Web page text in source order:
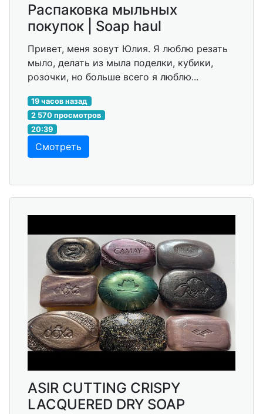
Распаковка мыльных
покупок | Soap haul
Привет, меня зовут Юлия. Я люблю резать
мыло, делать из мыла поделки, кубики,
розочки, но больше всего я люблю...
19 часов назад
2 570 просмотров
20:39
Смотреть
ASIR CUTTING CRISPY
LACQUERED DRY SOAP